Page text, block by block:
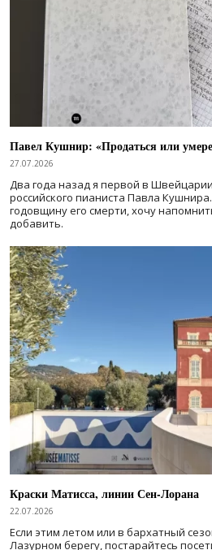
Павел Кушнир: «Продаться или
27.07.2026
Два года назад я первой в
российского пианиста Павла
годовщину его смерти, хочу
добавить.
Краски Матисса, линии Сен-Лорана
22.07.2026
Если этим летом или в бархатный
Лазурном берегу, постарайтесь